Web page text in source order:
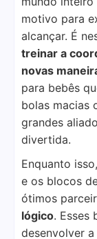
motivo para
alcançar. É
treinar a
novas
para bebês
bolas macias
grandes
divertida.
Enquanto
e os blocos
ótimos
lógico. Esses
desenvolver a